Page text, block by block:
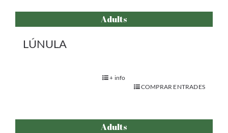
Adults
LÚNULA
+ info
COMPRAR ENTRADES
Adults